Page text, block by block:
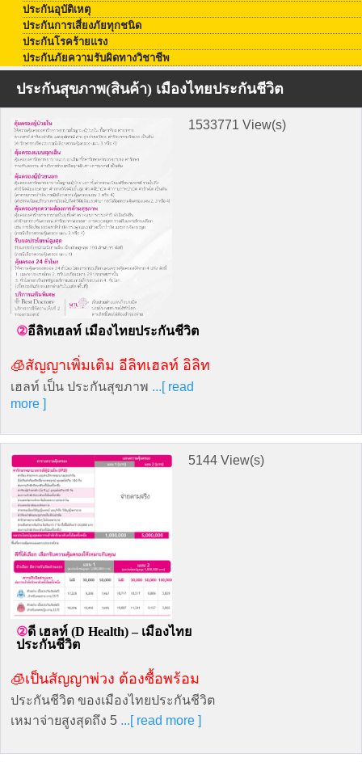
ประกันอุบัติเหตุ
ประกันการเสี่ยงภัยทุกชนิด
ประกันโรคร้ายแรง
ประกันภัยความรับผิดทางวิชาชีพ
ประกันสุขภาพ(สินค้า) เมืองไทยประกันชีวิต
อีลิทเฮลท์ เมืองไทยประกันชีวิต
🧊สัญญาเพิ่มเติม อีลิทเฮลท์ อิลิท
เฮลท์ เป็น ประกันสุขภาพ ...[ read
more ]
1533771 View(s)
ดี เฮลท์ (D Health) – เมืองไทย
ประกันชีวิต
🧊เป็นสัญญาพ่วง ต้องซื้อพร้อม
ประกันชีวิต ของเมืองไทยประกันชีวิต
เหมาจ่ายสูงสุดถึง 5 ...[ read more ]
5144 View(s)